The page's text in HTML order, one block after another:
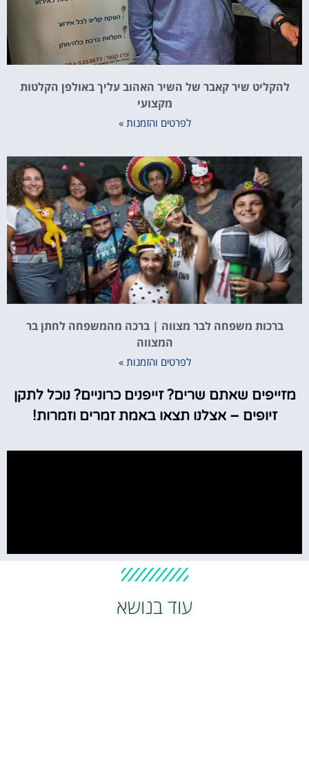
שיר קאבר של השיר האהוב עליך באולפן הקלטות
מקצועי
לפרטים והזמנות »
ברכות משפחה לבר מצווה | ברכה מהמשפחה לחתן בר
המצווה
לפרטים והזמנות »
שאתם שרים? זייפנים כרוניים? נוכל לתקן
זיופים – אצלנו תצאו באמת זמרים וזמרות!
עוד בנושא